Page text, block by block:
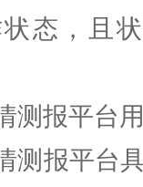
态，且
报平台用
报平台具